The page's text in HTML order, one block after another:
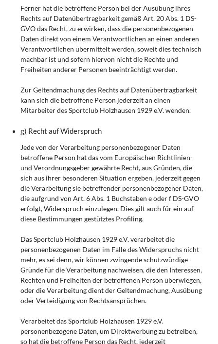
Ferner hat die betroffene Person bei der Ausübung ihres
Rechts auf Datenübertragbarkeit gemäß Art. 20 Abs. 1 DS-
GVO das Recht, zu erwirken, dass die personenbezogenen
Daten direkt von einem Verantwortlichen an einen anderen
Verantwortlichen übermittelt werden, soweit dies technisch
machbar ist und sofern hiervon nicht die Rechte und
Freiheiten anderer Personen beeinträchtigt werden.
Zur Geltendmachung des Rechts auf Datenübertragbarkeit
kann sich die betroffene Person jederzeit an einen
Mitarbeiter des Sportclub Holzhausen 1929 e.V. wenden.
g) Recht auf Widerspruch
Jede von der Verarbeitung personenbezogener Daten
betroffene Person hat das vom Europäischen Richtlinien-
und Verordnungsgeber gewährte Recht, aus Gründen, die
sich aus ihrer besonderen Situation ergeben, jederzeit gegen
die Verarbeitung sie betreffender personenbezogener Daten,
die aufgrund von Art. 6 Abs. 1 Buchstaben e oder f DS-GVO
erfolgt, Widerspruch einzulegen. Dies gilt auch für ein auf
diese Bestimmungen gestütztes Profiling.
Das Sportclub Holzhausen 1929 e.V. verarbeitet die
personenbezogenen Daten im Falle des Widerspruchs nicht
mehr, es sei denn, wir können zwingende schutzwürdige
Gründe für die Verarbeitung nachweisen, die den Interessen,
Rechten und Freiheiten der betroffenen Person überwiegen,
oder die Verarbeitung dient der Geltendmachung, Ausübung
oder Verteidigung von Rechtsansprüchen.
Verarbeitet das Sportclub Holzhausen 1929 e.V.
personenbezogene Daten, um Direktwerbung zu betreiben,
so hat die betroffene Person das Recht, jederzeit